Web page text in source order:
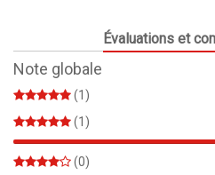
Évaluations et
Note globale
(1)
(1)
(0)